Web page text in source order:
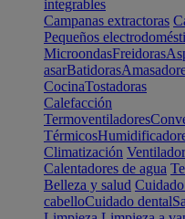
integrables
Campanas extractoras
Pequeños
MicroondasFreidoras
asarBatidoras
CocinaTostadoras
Calefacción
Termoventiladores
Térmicos
Climatización
Calentadores de agua
Belleza y salud
cabelloCuidado dental